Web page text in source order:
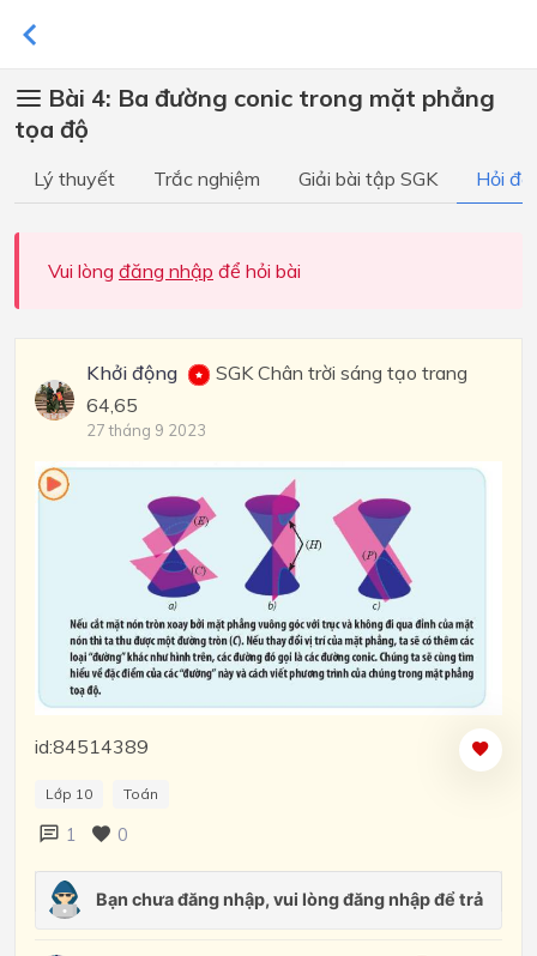
Bài 4: Ba đường conic trong mặt phẳng
tọa độ
Lý thuyết Trắc nghiệm Giải bài tập SGK Hỏi
Vui lòng đăng nhập để hỏi bài
Khởi động
SGK Chân trời sáng tạo trang
64,65
27 tháng 9 2023
id:84514389
Lớp 10 Toán
1 0